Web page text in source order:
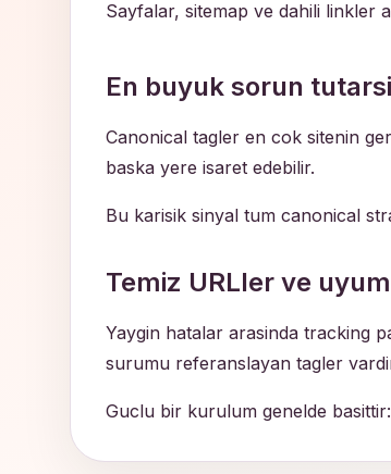
Sayfalar, sitemap ve dahili linkler
En buyuk sorun
Canonical tagler en cok sitenin
baska yere isaret edebilir.
Bu karisik sinyal tum canonical
Temiz URLler ve
Yaygin hatalar arasinda tracking
surumu referanslayan tagler
Guclu bir kurulum genelde